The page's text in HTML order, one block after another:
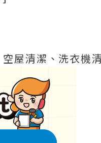
屋清潔、洗衣機